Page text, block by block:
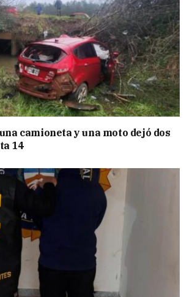
camioneta y una moto dejó dos
14